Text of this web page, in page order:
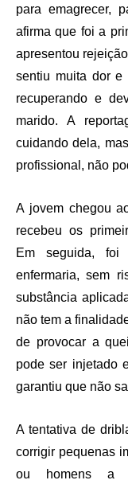
para emagrecer,
afirma que foi a
apresentou
sentiu muita dor e
recuperando e
marido. A
cuidando dela,
profissional, não
A jovem chegou
recebeu os
Em seguida, foi
enfermaria, sem
substância
não tem a
de provocar a
pode ser injetado
garantiu que não
A tentativa de
corrigir pequenas
ou homens a